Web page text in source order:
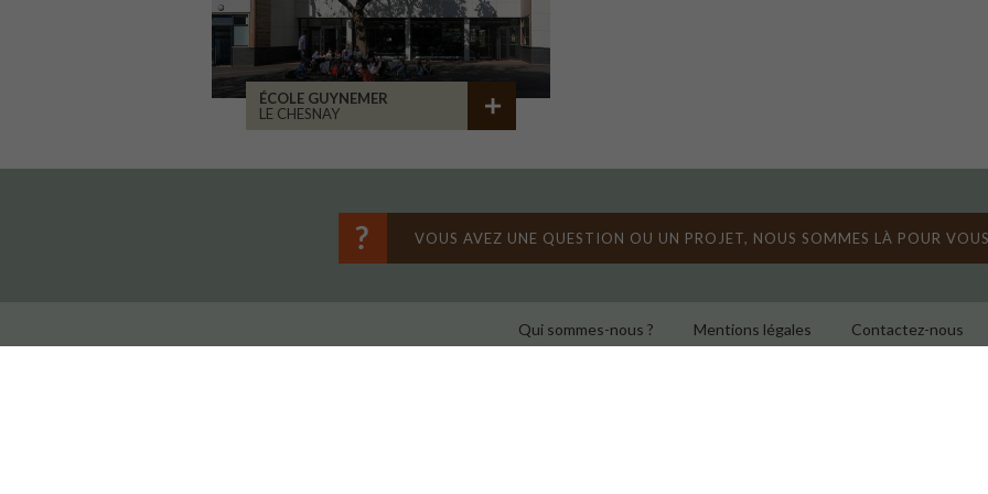
ÉCOLE GUYNEMER
LE CHESNAY
VOUS AVEZ UNE QUESTION OU UN PROJET, NOUS SOMMES LÀ POUR
Qui sommes-nous ? Mentions légales Contactez-nous